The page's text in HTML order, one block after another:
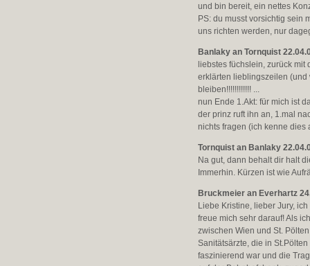
und bin bereit, ein nettes
PS: du musst vorsichtig sein
uns richten werden, nur
Banlaky an Tornquist
liebstes füchslein, zurück
erklärten lieblingszeilen (und
bleiben!!!!!!!!!!!! ...
nun Ende 1.Akt: für mich ist
der prinz ruft ihn an, 1.mal
nichts fragen (ich kenne dies
Tornquist an Banlaky
Na gut, dann behalt dir halt
Immerhin. Kürzen ist wie
Bruckmeier an Everhartz
Liebe Kristine, lieber Jury,
freue mich sehr darauf! Als
zwischen Wien und St.
Sanitätsärzte, die in
faszinierend war und die